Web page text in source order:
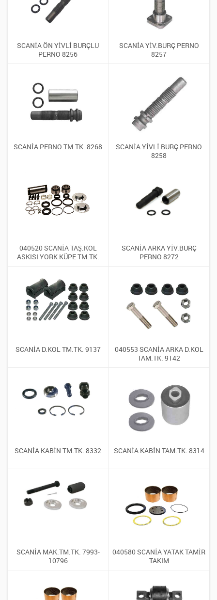
SCANİA ÖN YİVLİ BURÇLU
PERNO 8256
SCANİA YİV.BURÇ PERNO
8257
SCANİA PERNO TM.TK. 8268
SCANİA YİVLİ BURÇ PERNO
8258
040520 SCANİA TAŞ.KOL
ASKISI YORK KÜPE TM.TK.
SCANİA ARKA YİV.BURÇ
PERNO 8272
SCANİA D.KOL TM.TK. 9137
040553 SCANİA ARKA D.KOL
TAM.TK. 9142
SCANİA KABİN TM.TK. 8332 SCANİA KABİN TAM.TK. 8314
SCANİA MAK.TM.TK. 7993-
10796
040580 SCANİA YATAK TAMİR
TAKIM